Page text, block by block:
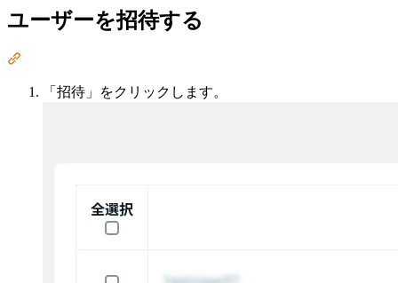
ユーザーを招待する
「招待」をクリックします。